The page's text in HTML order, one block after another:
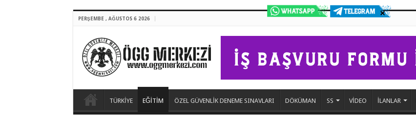
PERŞEMBE , AĞUSTOS 6 2026
TÜRKİYE EĞİTİM ÖZEL GÜVENLİK DENEME SINAVLARI DÖKÜMAN SS VİDEO İLANLAR